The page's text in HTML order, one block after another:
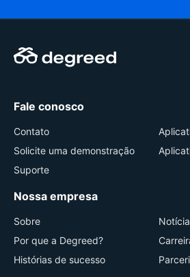
Fale conosco
Contato
Solicite uma demonstração
Suporte
Nossa empresa
Sobre
Por que a Degreed?
Histórias de sucesso